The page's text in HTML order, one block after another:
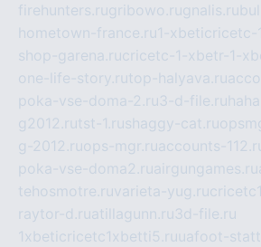
firehunters.rugribowo.rugnalis.ru
hometown-france.ru1-
shop-garena.rucricetc-1-xbetr-1-
one-life-story.rutop-halyava.ru
poka-vse-doma-2.ru3-d-file.ru
g2012.rutst-1.rushaggy-cat.ru
g-2012.ruops-mgr.ruaccounts-
poka-vse-doma2.ruairgungames.ru
tehosmotre.ruvarieta-yug.ru
raytor-d.ruatillagunn.ru3d-file.ru
1xbeticricetc1xbetti5.ruuafoot-